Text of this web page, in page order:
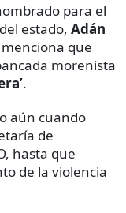
para el
estado, Adán
que
morenista
.
aún cuando
de
hasta que
de la violencia